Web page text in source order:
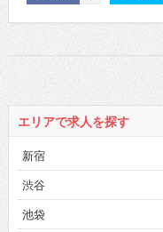
エリアで求人を探す
新宿
渋谷
池袋